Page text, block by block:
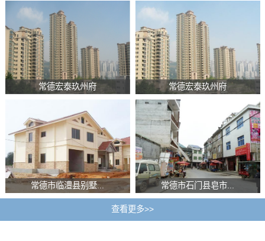
常德宏泰玖州府 常德宏泰玖州府
常德市临澧县别墅... 常德市石门县皂市...
查看更多>>